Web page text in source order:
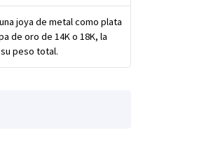
joya de metal como plata
de oro de 14K o 18K, la
peso total.